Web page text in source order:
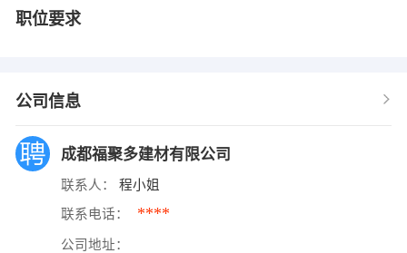
职位要求
公司信息
成都福聚多建材有限公司
联系人： 程小姐
联系电话： ****
公司地址：